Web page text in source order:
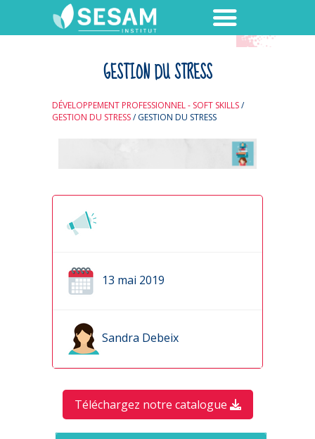
GESTION DU STRESS
DÉVELOPPEMENT PROFESSIONNEL - SOFT SKILLS/
GESTION DU STRESS/GESTION DU STRESS
13 mai 2019
Sandra Debeix
Téléchargez notre catalogue